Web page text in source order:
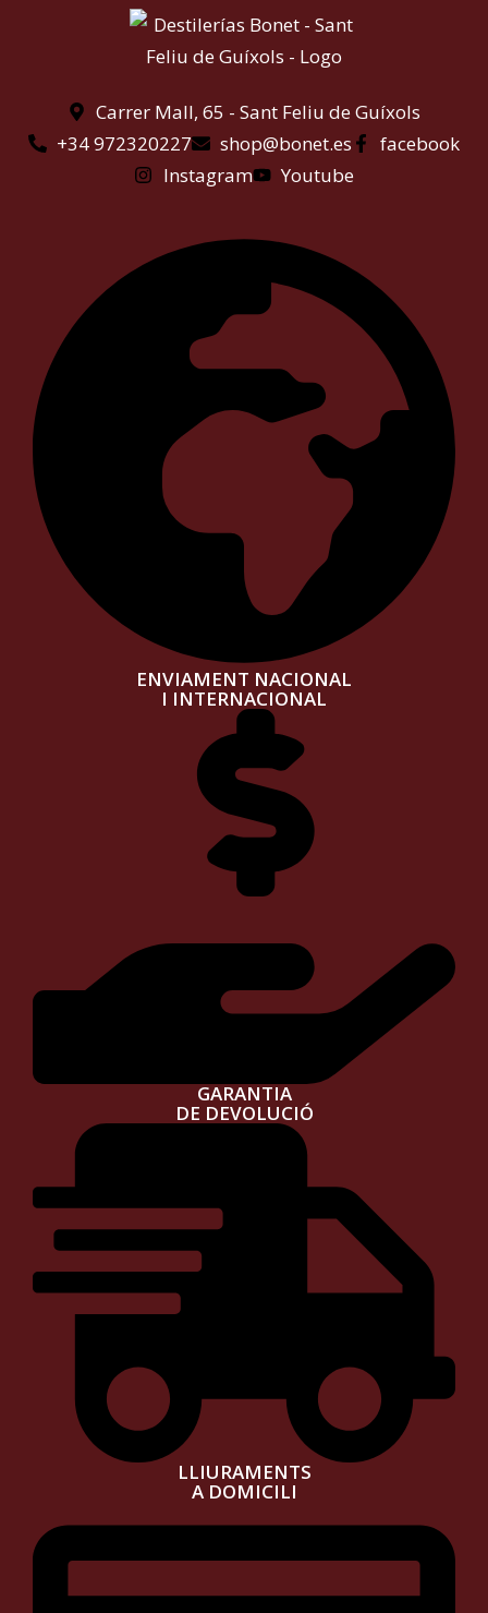
Carrer Mall, 65 - Sant Feliu de Guíxols
+34 972320227
shop@bonet.es
facebook
Instagram
Youtube
ENVIAMENT NACIONAL
I INTERNACIONAL
GARANTIA
DE DEVOLUCIÓ
LLIURAMENTS
A DOMICILI